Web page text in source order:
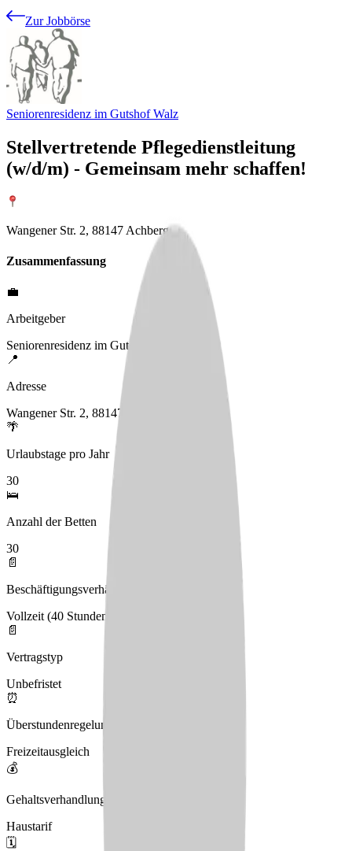
Zur Jobbörse
Seniorenresidenz im Gutshof Walz
Stellvertretende Pflegedienstleitung
(w/d/m) - Gemeinsam mehr schaffen!
Wangener Str. 2, 88147 Achberg
Zusammenfassung
💼
Arbeitgeber
Seniorenresidenz im Gutshof Walz
📍
Adresse
Wangener Str. 2, 88147 Achberg
🌴
Urlaubstage pro Jahr
30
🛌
Anzahl der Betten
30
📄
Beschäftigungsverhältnis
Vollzeit (40 Stunden)
📄
Vertragstyp
Unbefristet
⏰
Überstundenregelung
Freizeitausgleich
💰
Gehaltsverhandlungen
Haustarif
🗓️